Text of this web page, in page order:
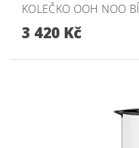
KOLEČKO OOH NOO
3 420 Kč